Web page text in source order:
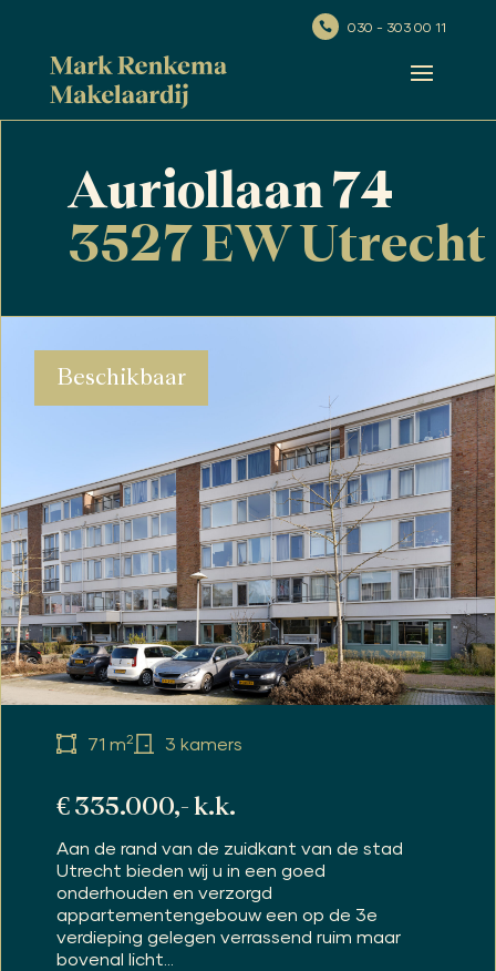
 030 - 303 00 11
Auriollaan 74
3527 EW Utrecht
Beschikbaar
71 m2 3 kamers
€ 335.000,- k.k.
Aan de rand van de zuidkant van de stad
Utrecht bieden wij u in een goed
onderhouden en verzorgd
appartementengebouw een op de 3e
verdieping gelegen verrassend ruim maar
bovenal licht...